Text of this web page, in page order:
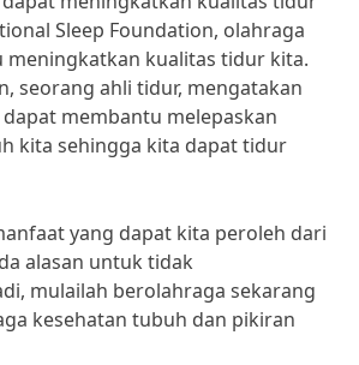
Sleep Foundation, olahraga
meningkatkan kualitas tidur kita.
seorang ahli tidur, mengatakan
membantu melepaskan
kita sehingga kita dapat tidur
yang dapat kita peroleh dari
alasan untuk tidak
mulailah berolahraga sekarang
kesehatan tubuh dan pikiran